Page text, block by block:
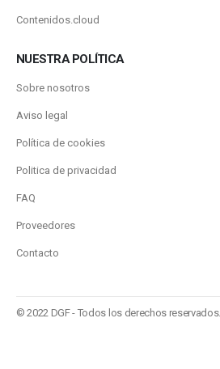
Contenidos.cloud
NUESTRA POLÍTICA
Sobre nosotros
Aviso legal
Política de cookies
Politica de privacidad
FAQ
Proveedores
Contacto
© 2022 DGF - Todos los derechos reservados.